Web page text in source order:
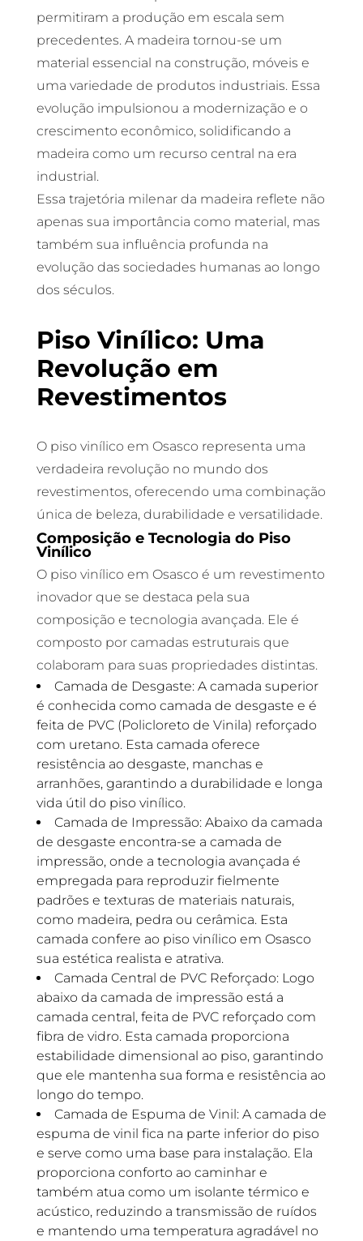
permitiram a produção em escala sem
precedentes. A madeira tornou-se um
material essencial na construção, móveis e
uma variedade de produtos industriais. Essa
evolução impulsionou a modernização e o
crescimento econômico, solidificando a
madeira como um recurso central na era
industrial.
Essa trajetória milenar da madeira reflete não
apenas sua importância como material, mas
também sua influência profunda na
evolução das sociedades humanas ao longo
dos séculos.
Piso Vinílico: Uma
Revolução em
Revestimentos
O piso vinílico em Osasco representa uma
verdadeira revolução no mundo dos
revestimentos, oferecendo uma combinação
única de beleza, durabilidade e versatilidade.
Composição e Tecnologia do Piso
Vinílico
O piso vinílico em Osasco é um revestimento
inovador que se destaca pela sua
composição e tecnologia avançada. Ele é
composto por camadas estruturais que
colaboram para suas propriedades distintas.
Camada de Desgaste: A camada superior
é conhecida como camada de desgaste e é
feita de PVC (Policloreto de Vinila) reforçado
com uretano. Esta camada oferece
resistência ao desgaste, manchas e
arranhões, garantindo a durabilidade e longa
vida útil do piso vinílico.
Camada de Impressão: Abaixo da camada
de desgaste encontra-se a camada de
impressão, onde a tecnologia avançada é
empregada para reproduzir fielmente
padrões e texturas de materiais naturais,
como madeira, pedra ou cerâmica. Esta
camada confere ao piso vinílico em Osasco
sua estética realista e atrativa.
Camada Central de PVC Reforçado: Logo
abaixo da camada de impressão está a
camada central, feita de PVC reforçado com
fibra de vidro. Esta camada proporciona
estabilidade dimensional ao piso, garantindo
que ele mantenha sua forma e resistência ao
longo do tempo.
Camada de Espuma de Vinil: A camada de
espuma de vinil fica na parte inferior do piso
e serve como uma base para instalação. Ela
proporciona conforto ao caminhar e
também atua como um isolante térmico e
acústico, reduzindo a transmissão de ruídos
e mantendo uma temperatura agradável no